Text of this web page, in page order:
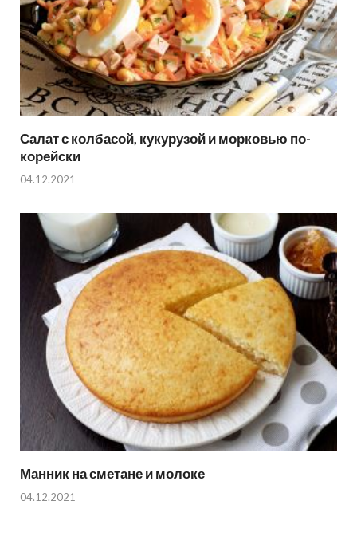
Салат с колбасой, кукурузой и морковью по-
корейски
04.12.2021
Манник на сметане и молоке
04.12.2021